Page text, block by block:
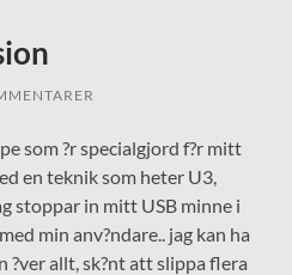
som ?r specialgjord f?r mitt
en teknik som heter U3,
stoppar in mitt USB minne i
min anv?ndare.. jag kan ha
?ver allt, sk?nt att slippa flera